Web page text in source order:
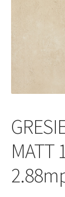
Informatii
Plata si
Politică de
Politica de
Magazin
Plată
MATT